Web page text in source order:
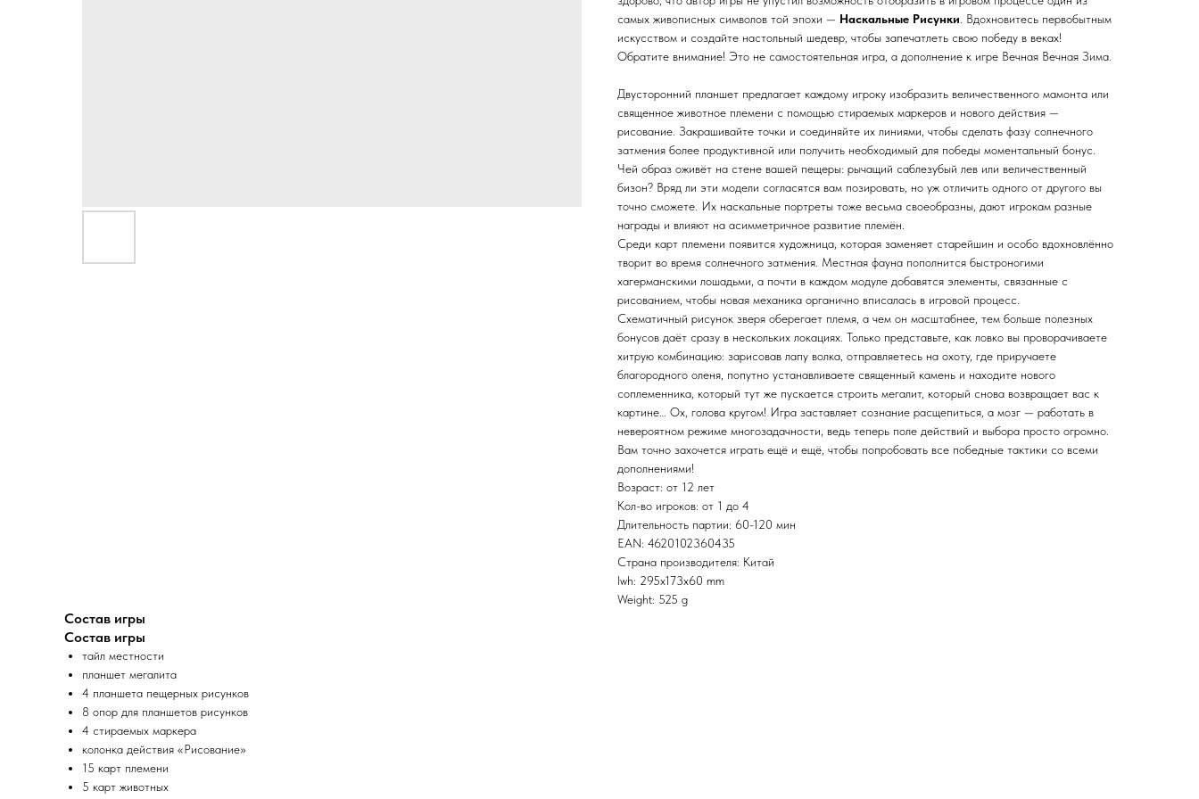
самых живописных символов той эпохи — Наскальные Рисунки. Вдохновитесь первобытным
искусством и создайте настольный шедевр, чтобы запечатлеть свою победу в веках!
Обратите внимание! Это не самостоятельная игра, а дополнение к игре Вечная Вечная Зима.
Двусторонний планшет предлагает каждому игроку изобразить величественного мамонта или
священное животное племени с помощью стираемых маркеров и нового действия —
рисование. Закрашивайте точки и соединяйте их линиями, чтобы сделать фазу солнечного
затмения более продуктивной или получить необходимый для победы моментальный бонус.
Чей образ оживёт на стене вашей пещеры: рычащий саблезубый лев или величественный
бизон? Вряд ли эти модели согласятся вам позировать, но уж отличить одного от другого вы
точно сможете. Их наскальные портреты тоже весьма своеобразны, дают игрокам разные
награды и влияют на асимметричное развитие племён.
Среди карт племени появится художница, которая заменяет старейшин и особо вдохновлённо
творит во время солнечного затмения. Местная фауна пополнится быстроногими
хагерманскими лошадьми, а почти в каждом модуле добавятся элементы, связанные с
рисованием, чтобы новая механика органично вписалась в игровой процесс.
Схематичный рисунок зверя оберегает племя, а чем он масштабнее, тем больше полезных
бонусов даёт сразу в нескольких локациях. Только представьте, как ловко вы проворачиваете
хитрую комбинацию: зарисовав лапу волка, отправляетесь на охоту, где приручаете
благородного оленя, попутно устанавливаете священный камень и находите нового
соплеменника, который тут же пускается строить мегалит, который снова возвращает вас к
картине… Ох, голова кругом! Игра заставляет сознание расщепиться, а мозг — работать в
невероятном режиме многозадачности, ведь теперь поле действий и выбора просто огромно.
Вам точно захочется играть ещё и ещё, чтобы попробовать все победные тактики со всеми
дополнениями!
Возраст: от 12 лет
Кол-во игроков: от 1 до 4
Длительность партии: 60-120 мин
EAN: 4620102360435
Страна производителя: Китай
lwh: 295x173x60 mm
Weight: 525 g
Состав игры
Состав игры
тайл местности
планшет мегалита
4 планшета пещерных рисунков
8 опор для планшетов рисунков
4 стираемых маркера
колонка действия «Рисование»
15 карт племени
5 карт животных